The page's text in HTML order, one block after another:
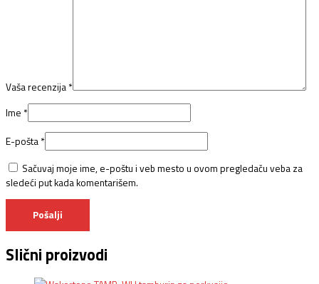
Vaša recenzija *
Ime *
E-pošta *
Sačuvaj moje ime, e-poštu i veb mesto u ovom pregledaču veba za
sledeći put kada komentarišem.
Slični proizvodi